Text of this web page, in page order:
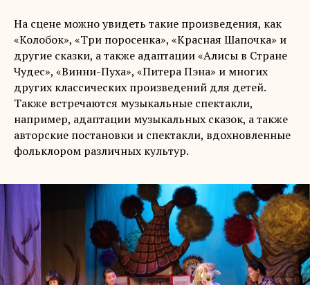
На сцене можно увидеть такие произведения, как
«‎Колобок», «‎Три поросенка», «‎Красная Шапочка» и
другие сказки, а также адаптации «‎Алисы в Стране
Чудес», «‎Винни-Пуха», «‎Питера Пэна» и многих
других классических произведений для детей.
Также встречаются музыкальные спектакли,
например, адаптации музыкальных сказок, а также
авторские постановки и спектакли, вдохновленные
фольклором различных культур.